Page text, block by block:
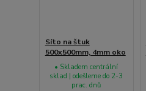
Síto na štuk
500x500mm, 4mm oko
• Skladem centrální
sklad | odešleme do 2-3
prac. dnů